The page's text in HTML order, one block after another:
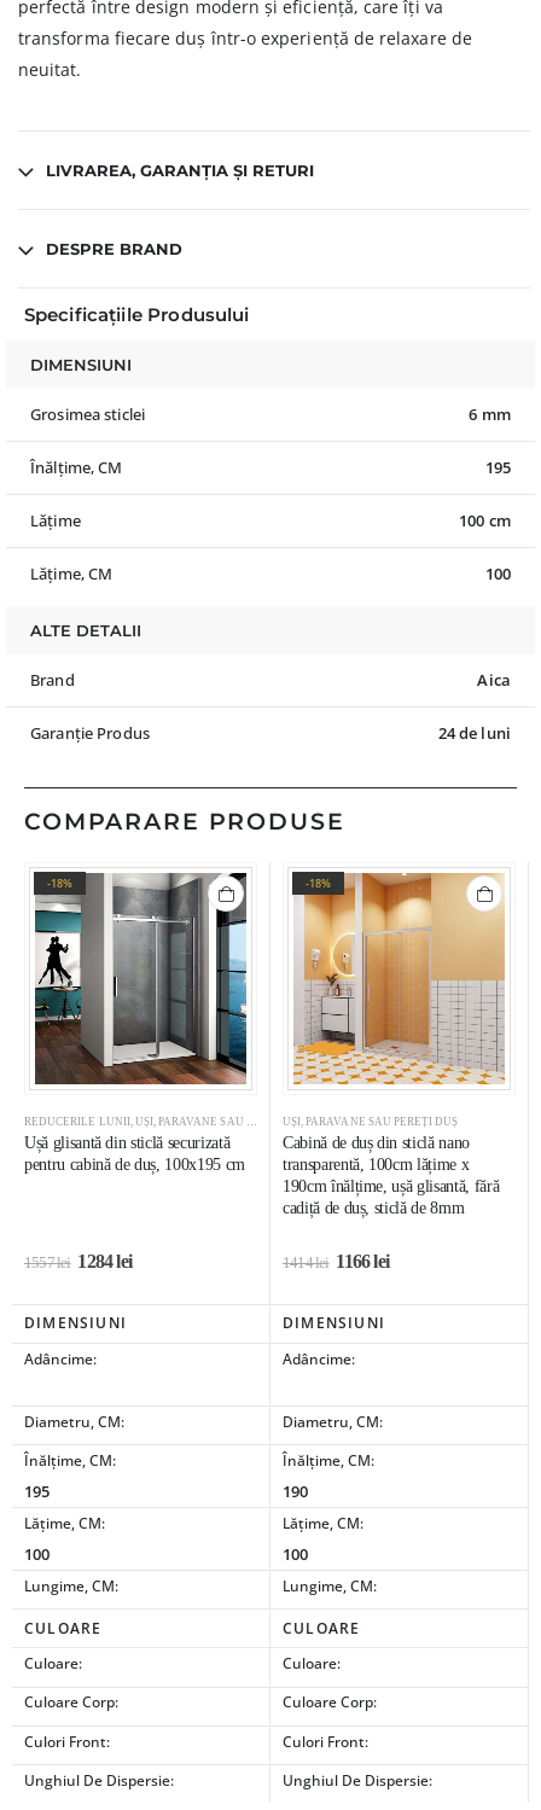
perfectă între design modern și eficiență, care îți va
transforma fiecare duș într-o experiență de relaxare de
neuitat.
LIVRAREA, GARANȚIA ȘI RETURI
DESPRE BRAND
Specificațiile Produsului
DIMENSIUNI
Grosimea sticlei 6 mm
Înălțime, CM 195
Lățime 100 cm
Lățime, CM 100
ALTE DETALII
Brand Aica
Garanție Produs 24 de luni
COMPARARE PRODUSE
-18%
REDUCERILE LUNII, UȘI, PARAVANE SAU PEREȚI DUȘ
Ușă glisantă din sticlă securizată
pentru cabină de duș, 100x195 cm
1557lei 1284lei
-18%
UȘI, PARAVANE SAU PEREȚI DUȘ
Cabină de duș din sticlă nano
transparentă, 100cm lățime x
190cm înălțime, ușă glisantă, fără
cadiță de duș, sticlă de 8mm
1414lei 1166lei
DIMENSIUNI
DIMENSIUNI
Adâncime:
Adâncime:
Diametru, CM:
Diametru, CM:
Înălțime, CM:
195
Înălțime, CM:
190
Lățime, CM:
100
Lățime, CM:
100
Lungime, CM: Lungime, CM:
CULOARE
CULOARE
Culoare:
Culoare:
Culoare Corp:
Culoare Corp:
Culori Front:
Culori Front:
Unghiul De Dispersie:
Unghiul De Dispersie: